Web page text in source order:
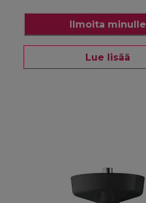
Ilmoita minulle
Lue lisää